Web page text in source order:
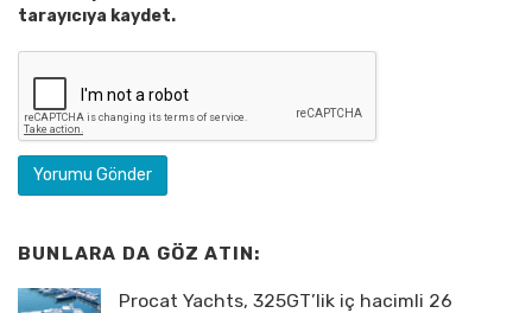
tarayıcıya kaydet.
BUNLARA DA GÖZ ATIN:
Procat Yachts, 325GT’lik iç hacimli 26